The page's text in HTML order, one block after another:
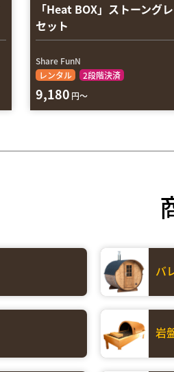
「Heat BOX」ストーング
セット
Share FunN
レンタル
2段階決済
9,180 円～
バ
岩